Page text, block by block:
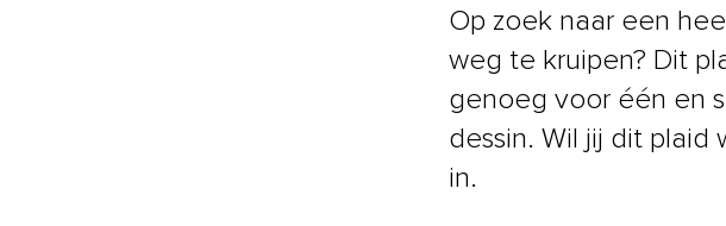
Op zoek naar een
weg te kruipen? Dit
genoeg voor één en
dessin. Wil jij dit plaid
in.